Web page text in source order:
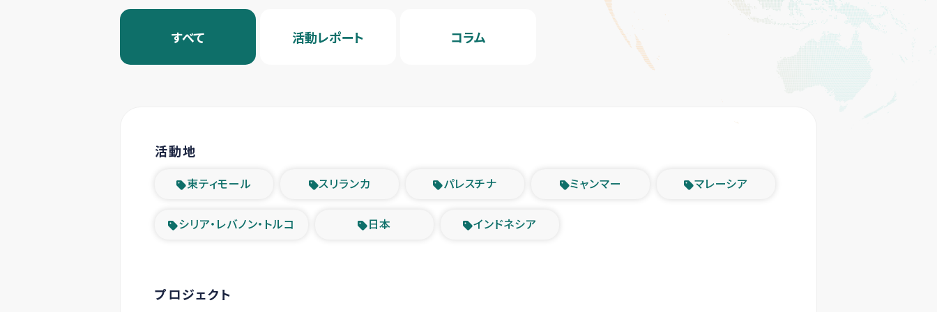
すべて 活動レポート コラム
活動地
東ティモール スリランカ パレスチナ ミャンマー マレーシア
シリア・レバノン・トルコ 日本 インドネシア
プロジェクト